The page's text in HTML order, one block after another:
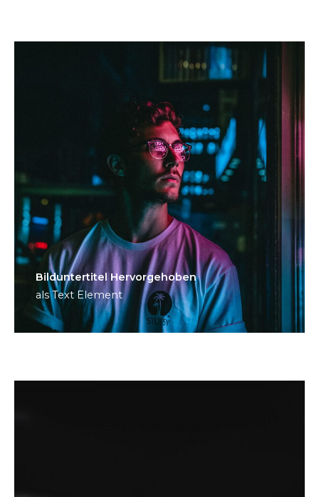
Bild­unter­titel Hervorgehoben
als Text Element